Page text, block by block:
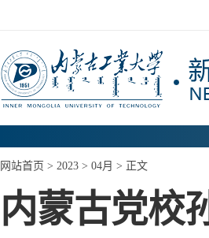
网站首页 > 2023 > 04月 > 正文
内蒙古党校